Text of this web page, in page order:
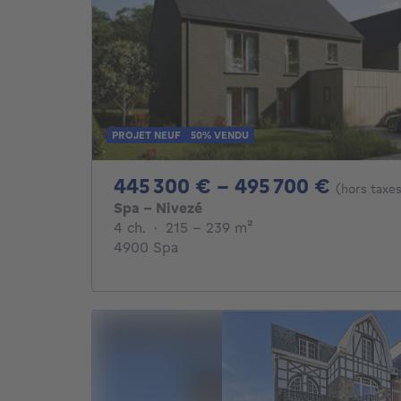
PROJET NEUF 50% VENDU
445 300 € - 495 700 € De
(hors
Spa - Nivezé
4 ch. 4 chambres
· 215 - 239 m²
4900 Spa